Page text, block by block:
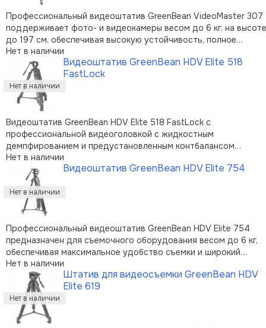
Профессиональный видеоштатив GreenBean VideoMaster 307
поддерживает фото- и видеокамеры весом до 6 кг. на высоте
до 197 см, обеспечивая высокую устойчивость, полное
гашение вибраций и высокое качество съемки. Трех-
секционные ноги штатива выполнены из алюминиевого сплава
винтовыми металлическими …
Нет в наличии
Видеоштатив GreenBean HDV Elite 518
FastLock
Видеоштатив GreenBean HDV Elite 518 FastLock с
профессиональной видеоголовкой с жидкостным
демпфированием и предустановленным контбалансом
предназначен для установки цифровых камер весом до 5 кг.
Штатив подходит для небольших видеокамер, DSLR-камер и
Нет в наличии
Видеоштатив GreenBean HDV Elite 754
Профессиональный видеоштатив GreenBean HDV Elite 754
предназначен для съемочного оборудования весом до 6 кг,
обеспечивая максимальное удобство съемки и широкий
функционал. Трехсекционный штатив выполнен из алюминий-
магниевого сплава; конструкция со сдвоенными секциями,
крюком для груза-противовеса …
Нет в наличии
Штатив для видеосъемки GreenBean HDV
Elite 619